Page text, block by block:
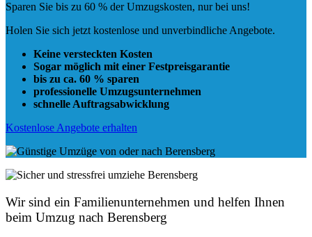
Sparen Sie bis zu 60 % der Umzugskosten, nur bei uns!
Holen Sie sich jetzt kostenlose und unverbindliche Angebote.
Keine versteckten Kosten
Sogar möglich mit einer Festpreisgarantie
bis zu ca. 60 % sparen
professionelle Umzugsunternehmen
schnelle Auftragsabwicklung
Kostenlose Angebote erhalten
Wir sind ein Familienunternehmen und helfen Ihnen
beim Umzug nach Berensberg